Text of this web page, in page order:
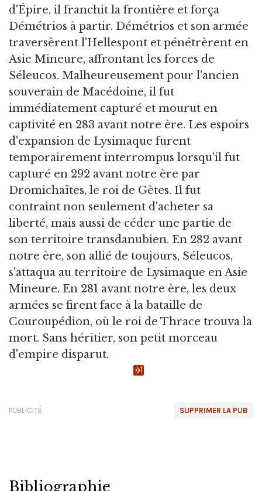
d'Épire, il franchit la frontière et força
Démétrios à partir. Démétrios et son armée
traversèrent l'Hellespont et pénétrèrent en
Asie Mineure, affrontant les forces de
Séleucos. Malheureusement pour l'ancien
souverain de Macédoine, il fut
immédiatement capturé et mourut en
captivité en 283 avant notre ère. Les espoirs
d'expansion de Lysimaque furent
temporairement interrompus lorsqu'il fut
capturé en 292 avant notre ère par
Dromichaïtes, le roi de Gètes. Il fut
contraint non seulement d'acheter sa
liberté, mais aussi de céder une partie de
son territoire transdanubien. En 282 avant
notre ère, son allié de toujours, Séleucos,
s'attaqua au territoire de Lysimaque en Asie
Mineure. En 281 avant notre ère, les deux
armées se firent face à la bataille de
Couroupédion, où le roi de Thrace trouva la
mort. Sans héritier, son petit morceau
d'empire disparut.
SUPPRIMER LA PUB
PUBLICITÉ
Bibliographie